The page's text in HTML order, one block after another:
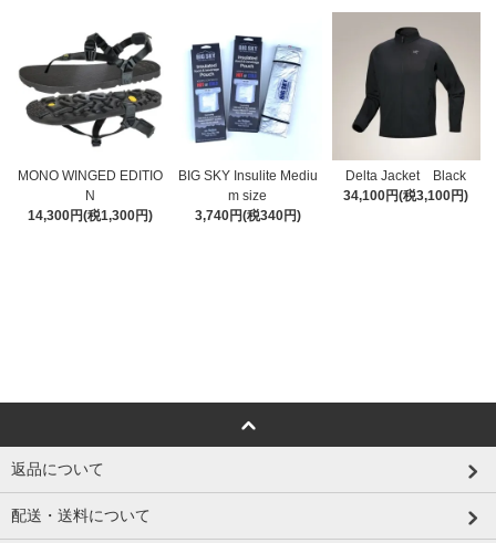
MONO WINGED EDITIO
N
14,300円(税1,300円)
BIG SKY Insulite Mediu
m size
3,740円(税340円)
Delta Jacket Black
34,100円(税3,100円)
返品について
配送・送料について